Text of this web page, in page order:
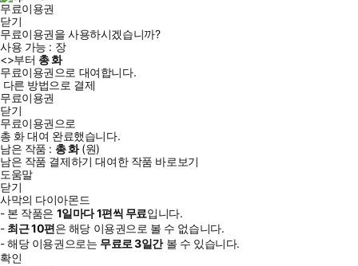
무료이용권
닫기
무료이용권을 사용하시겠습니까?
사용 가능 : 장
<>부터 총화
무료이용권으로 대여합니다.
다른 방법으로 결제
무료이용권
닫기
무료이용권으로
총 화대여 완료했습니다.
남은 작품 : 총화(원)
남은 작품 결제하기 대여한 작품 바로보기
도움말
닫기
사막의 다이아몬드
- 본 작품은 1일마다1편씩 무료입니다.
- 최근10편은 해당 이용권으로 볼 수 없습니다.
- 해당 이용권으로는 무료로3일간볼 수 있습니다.
확인